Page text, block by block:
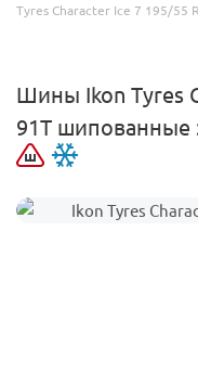
Tyres Character Ice 7 195/55
Шины Ikon Tyres
91T шипованные